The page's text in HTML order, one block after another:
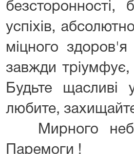
безсторонності,
успіхів,
міцного
завжди тріумфує,
Будьте
любите,
Мирного неба
Паремоги !